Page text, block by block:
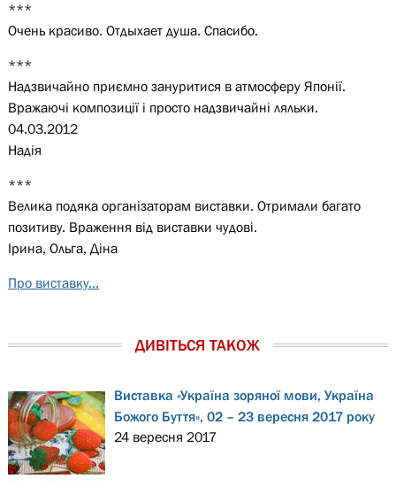
***
Очень красиво. Отдыхает душа. Спасибо.
***
Надзвичайно приємно зануритися в атмосферу Японії.
Вражаючі композиції і просто надзвичайні ляльки.
04.03.2012
Надія
***
Велика подяка організаторам виставки. Отримали багато
позитиву. Враження від виставки чудові.
Ірина, Ольга, Діна
Про виставку...
ДИВІТЬСЯ ТАКОЖ
Виставка «Україна зоряної мови, Україна
Божого Буття», 02 – 23 вересня 2017 року
24 вересня 2017